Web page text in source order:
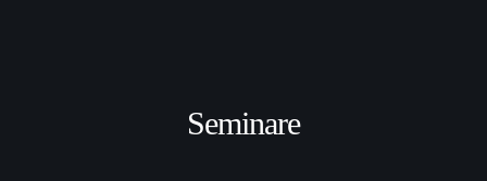
Seminare